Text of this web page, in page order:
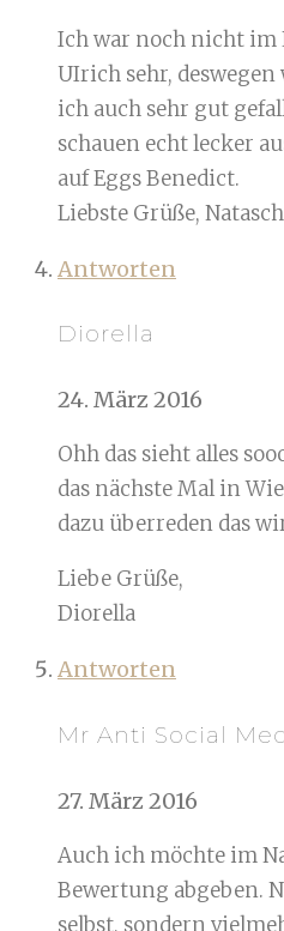
Ich war noch nicht im
UIrich sehr,
ich auch sehr gut
schauen echt lecker
auf Eggs Benedict.
Liebste Grüße,
Antworten
Diorella
24. März 2016
Ohh das sieht alles
das nächste Mal in
dazu überreden das
Liebe Grüße,
Diorella
Antworten
Mr Anti Social
27. März 2016
Auch ich möchte im
Bewertung abgeben.
selbst, sondern